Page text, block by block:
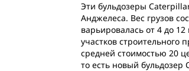
Эти бульдозеры
Анджелеса. Вес грузов
варьировалась от 4 до
участков строительного
средней стоимостью 20
то есть новый